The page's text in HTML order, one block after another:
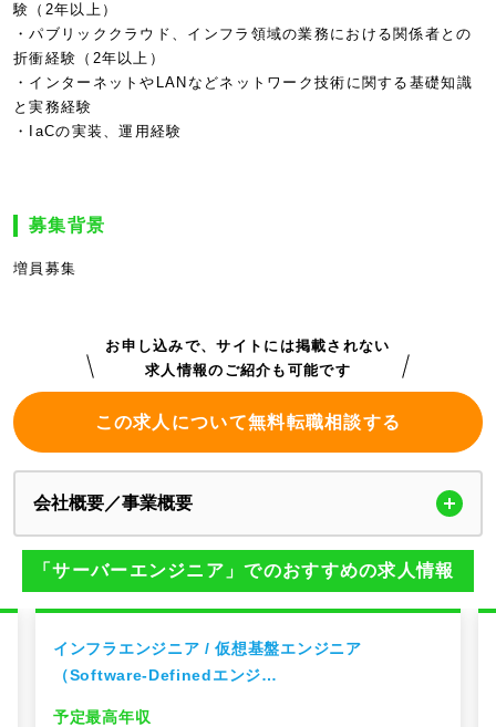
験（2年以上）
・パブリッククラウド、インフラ領域の業務における関係者との
折衝経験（2年以上）
・インターネットやLANなどネットワーク技術に関する基礎知識
と実務経験
・IaCの実装、運用経験
募集背景
増員募集
お申し込みで、サイトには掲載されない
求人情報のご紹介も可能です
この求人について無料転職相談する
会社概要／事業概要
「サーバーエンジニア」でのおすすめの求人情報
インフラエンジニア / 仮想基盤エンジニア
（Software-Definedエンジ…
予定最高年収